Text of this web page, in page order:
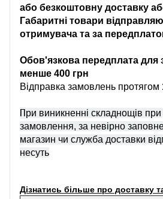
або безкоштовну доставку
Габаритні товари
отримувача та за
Обов'язкова передплата для
менше 400 грн
Відправка замовлень протягом
При виникненні складнощів при
замовлення, за невірно
магазин чи служба доставки
несуть
Дізнатись більше про доставку